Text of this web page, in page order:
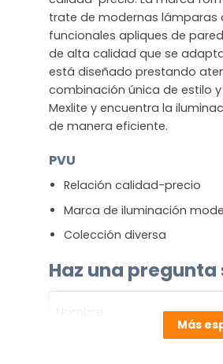
trate de modernas
funcionales apliques de
de alta calidad que se
está diseñado prestando
combinación única de estilo
Mexlite y encuentra la
de manera eficiente.
PVU
Relación calidad-precio
Marca de iluminación
Colección diversa
Haz una
Más